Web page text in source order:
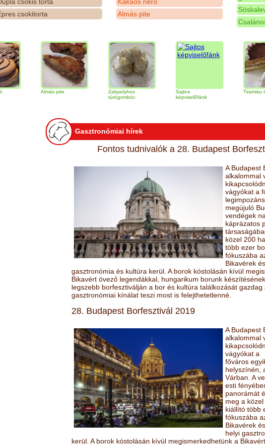
csokitorta
Almás pite
Almás pite
Zabpelyhes
túrógombóc
képviselőfánk
Tiramisu torta
Gasztronómiai hírek
Fontos tudnivalók a 28. Budapest
A Budapest
alkalommal
vágyókat a
megújuló
vendégek
káprázatos
közel 200
több ezer
fókuszába
Bikavérek
gasztronómia és kultúra kerül. A borok kóstolásán kívül
Bikavért övező legendákkal, hungarikum borunk
legszebb borfesztiválján a bor és kultúra találkozását gazdag
gasztronómiai kínálat teszi most is felejthetetlenné.
28. Budapest Borfesztivál 2019
A Budapest
alkalommal
vágyókat a
főváros
helyszínén,
Várban. A
esti
panorámát
meg a
kiállító több
fókuszába
Bikavérek
helyi
kerül. A borok kóstolásán kívül megismerkedhetünk a Bikavért